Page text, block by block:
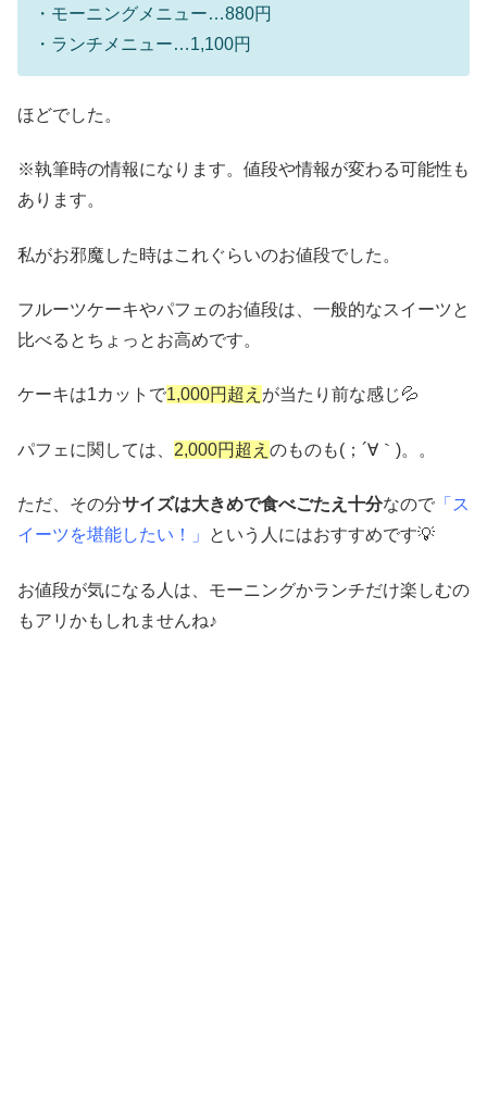
・モーニングメニュー…880円
・ランチメニュー…1,100円
ほどでした。
※執筆時の情報になります。値段や情報が変わる可能性も
あります。
私がお邪魔した時はこれぐらいのお値段でした。
フルーツケーキやパフェのお値段は、一般的なスイーツと
比べるとちょっとお高めです。
ケーキは1カットで1,000円超え が当たり前な感じ💦
パフェに関しては、 2,000円超え のものも(；´∀｀)。。
ただ、その分サイズは大きめで食べごたえ十分なので 「ス
イーツを堪能したい！」
という人にはおすすめです💡
お値段が気になる人は、モーニングかランチだけ楽しむの
もアリかもしれませんね♪